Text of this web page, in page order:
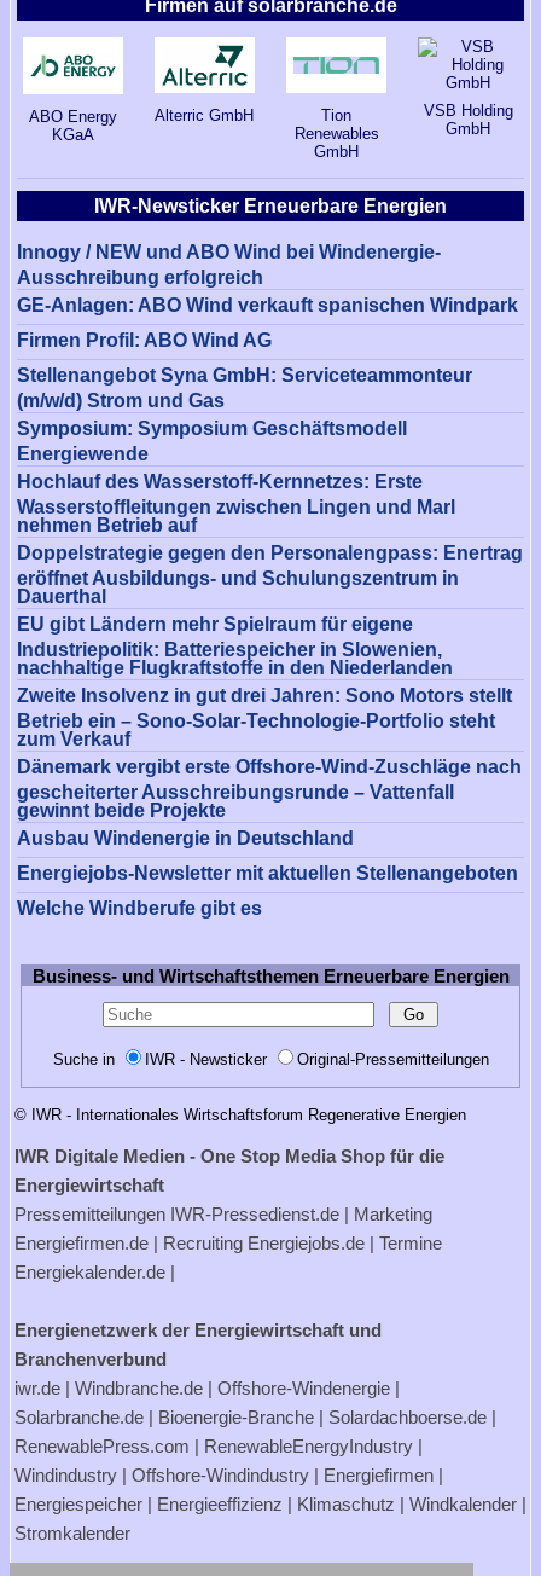
IWR-Newsticker Erneuerbare Energien
Innogy / NEW und ABO Wind bei Windenergie-
Ausschreibung erfolgreich
GE-Anlagen: ABO Wind verkauft spanischen Windpark
Firmen Profil: ABO Wind AG
Stellenangebot Syna GmbH: Serviceteammonteur
(m/w/d) Strom und Gas
Symposium: Symposium Geschäftsmodell
Energiewende
Hochlauf des Wasserstoff-Kernnetzes: Erste
Wasserstoffleitungen zwischen Lingen und Marl
nehmen Betrieb auf
Doppelstrategie gegen den Personalengpass: Enertrag
eröffnet Ausbildungs- und Schulungszentrum in
Dauerthal
EU gibt Ländern mehr Spielraum für eigene
Industriepolitik: Batteriespeicher in Slowenien,
nachhaltige Flugkraftstoffe in den Niederlanden
Zweite Insolvenz in gut drei Jahren: Sono Motors stellt
Betrieb ein – Sono-Solar-Technologie-Portfolio steht
zum Verkauf
Dänemark vergibt erste Offshore-Wind-Zuschläge nach
gescheiterter Ausschreibungsrunde – Vattenfall
gewinnt beide Projekte
Ausbau Windenergie in Deutschland
Energiejobs-Newsletter mit aktuellen Stellenangeboten
Welche Windberufe gibt es
Firmen auf solarbranche.de
ABO Energy
KGaA
Alterric GmbH
Tion
Renewables
GmbH
VSB Holding
GmbH
Business- und Wirtschaftsthemen Erneuerbare Energien
Suche in IWR - Newsticker Original-Pressemitteilungen
© IWR - Internationales Wirtschaftsforum Regenerative Energien
IWR Digitale Medien - One Stop Media Shop für die
Energiewirtschaft
Pressemitteilungen IWR-Pressedienst.de | Marketing
Energiefirmen.de | Recruiting Energiejobs.de | Termine
Energiekalender.de |
Energienetzwerk der Energiewirtschaft und
Branchenverbund
iwr.de | Windbranche.de | Offshore-Windenergie |
Solarbranche.de | Bioenergie-Branche | Solardachboerse.de |
RenewablePress.com | RenewableEnergyIndustry |
Windindustry | Offshore-Windindustry | Energiefirmen |
Energiespeicher | Energieeffizienz | Klimaschutz | Windkalender |
Stromkalender